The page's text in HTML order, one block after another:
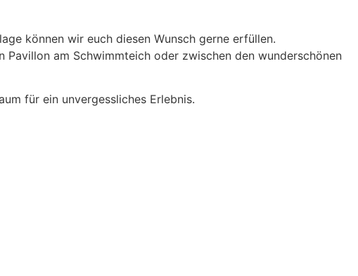
können wir euch diesen Wunsch gerne erfüllen.
am Schwimmteich oder zwischen den wunderschönen
für ein unvergessliches Erlebnis.